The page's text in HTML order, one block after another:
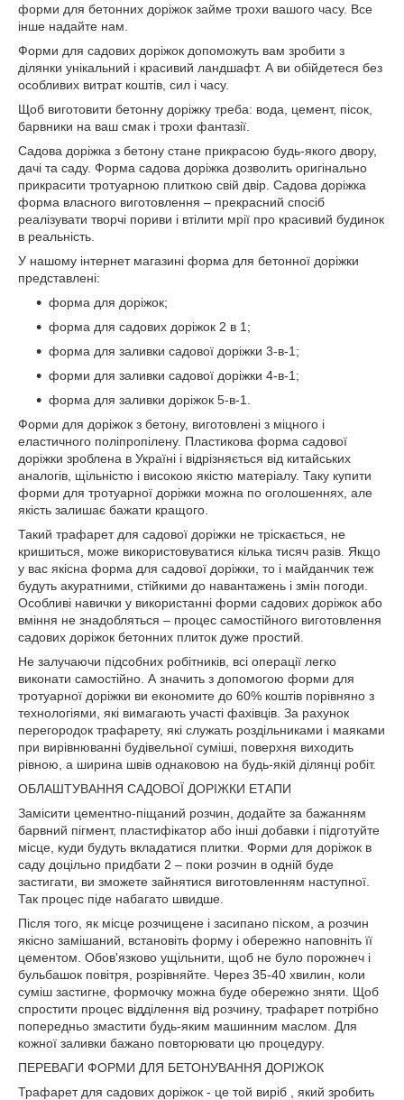
форми для бетонних доріжок займе трохи вашого часу. Все
інше надайте нам.
Форми для садових доріжок допоможуть вам зробити з
ділянки унікальний і красивий ландшафт. А ви обійдетеся без
особливих витрат коштів, сил і часу.
Щоб виготовити бетонну доріжку треба: вода, цемент, пісок,
барвники на ваш смак і трохи фантазії.
Садова доріжка з бетону стане прикрасою будь-якого двору,
дачі та саду. Форма садова доріжка дозволить оригінально
прикрасити тротуарною плиткою свій двір. Садова доріжка
форма власного виготовлення – прекрасний спосіб
реалізувати творчі пориви і втілити мрії про красивий будинок
в реальність.
У нашому інтернет магазині форма для бетонної доріжки
представлені:
форма для доріжок;
форма для садових доріжок 2 в 1;
форма для заливки садової доріжки 3-в-1;
форми для заливки садової доріжки 4-в-1;
форма для заливки доріжок 5-в-1.
Форми для доріжок з бетону, виготовлені з міцного і
еластичного поліпропілену. Пластикова форма садової
доріжки зроблена в Україні і відрізняється від китайських
аналогів, щільністю і високою якістю матеріалу. Таку купити
форми для тротуарної доріжки можна по оголошеннях, але
якість залишає бажати кращого.
Такий трафарет для садової доріжки не тріскається, не
кришиться, може використовуватися кілька тисяч разів. Якщо
у вас якісна форма для садової доріжки, то і майданчик теж
будуть акуратними, стійкими до навантажень і змін погоди.
Особливі навички у використанні форми садових доріжок або
вміння не знадобляться – процес самостійного виготовлення
садових доріжок бетонних плиток дуже простий.
Не залучаючи підсобних робітників, всі операції легко
виконати самостійно. А значить з допомогою форми для
тротуарної доріжки ви економите до 60% коштів порівняно з
технологіями, які вимагають участі фахівців. За рахунок
перегородок трафарету, які служать роздільниками і маяками
при вирівнюванні будівельної суміші, поверхня виходить
рівною, а ширина швів однаковою на будь-якій ділянці робіт.
ОБЛАШТУВАННЯ САДОВОЇ ДОРІЖКИ ЕТАПИ
Замісити цементно-піщаний розчин, додайте за бажанням
барвний пігмент, пластифікатор або інші добавки і підготуйте
місце, куди будуть вкладатися плитки. Форми для доріжок в
саду доцільно придбати 2 – поки розчин в одній буде
застигати, ви зможете зайнятися виготовленням наступної.
Так процес піде набагато швидше.
Після того, як місце розчищене і засипано піском, а розчин
якісно замішаний, встановіть форму і обережно наповніть її
цементом. Обов'язково ущільнити, щоб не було порожнеч і
бульбашок повітря, розрівняйте. Через 35-40 хвилин, коли
суміш застигне, формочку можна буде обережно зняти. Щоб
спростити процес відділення від розчину, трафарет потрібно
попередньо змастити будь-яким машинним маслом. Для
кожної заливки бажано повторювати цю процедуру.
ПЕРЕВАГИ ФОРМИ ДЛЯ БЕТОНУВАННЯ ДОРІЖОК
Трафарет для садових доріжок - це той виріб , який зробить